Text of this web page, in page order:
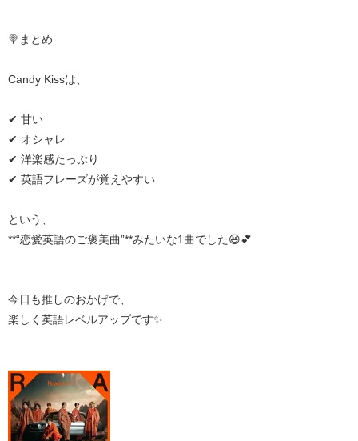
🍭まとめ
Candy Kissは、
✔ 甘い
✔ オシャレ
✔ 洋楽感たっぷり
✔ 英語フレーズが覚えやすい
という、
**“恋愛英語のご褒美曲”**みたいな1曲でした😆💕
今日も推しのおかげで、
楽しく英語レベルアップです✨